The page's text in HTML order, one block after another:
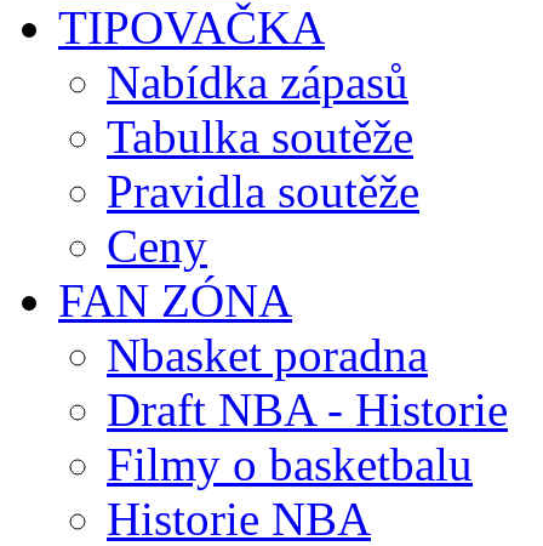
TIPOVAČKA
Nabídka zápasů
Tabulka soutěže
Pravidla soutěže
Ceny
FAN ZÓNA
Nbasket poradna
Draft NBA - Historie
Filmy o basketbalu
Historie NBA